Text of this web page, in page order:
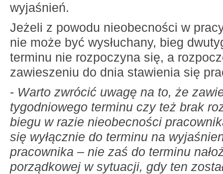
wyjaśnień.
Jeżeli z powodu nieobecności w
nie może być wysłuchany, bieg
terminu nie rozpoczyna się, a
zawieszeniu do dnia stawienia się
- Warto zwrócić uwagę na to, że
tygodniowego terminu czy też brak
biegu w razie nieobecności
się wyłącznie do terminu na
pracownika – nie zaś do terminu
porządkowej w sytuacji, gdy ten